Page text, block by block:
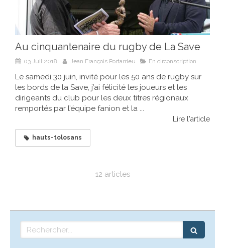
Au cinquantenaire du rugby de La Save
03 Juil 2018 Jean François Portarrieu En circonscription
Le samedi 30 juin, invité pour les 50 ans de rugby sur
les bords de la Save, j’ai félicité les joueurs et les
dirigeants du club pour les deux titres régionaux
remportés par l’équipe fanion et la ...
Lire l'article
hauts-tolosans
12 articles
Rechercher